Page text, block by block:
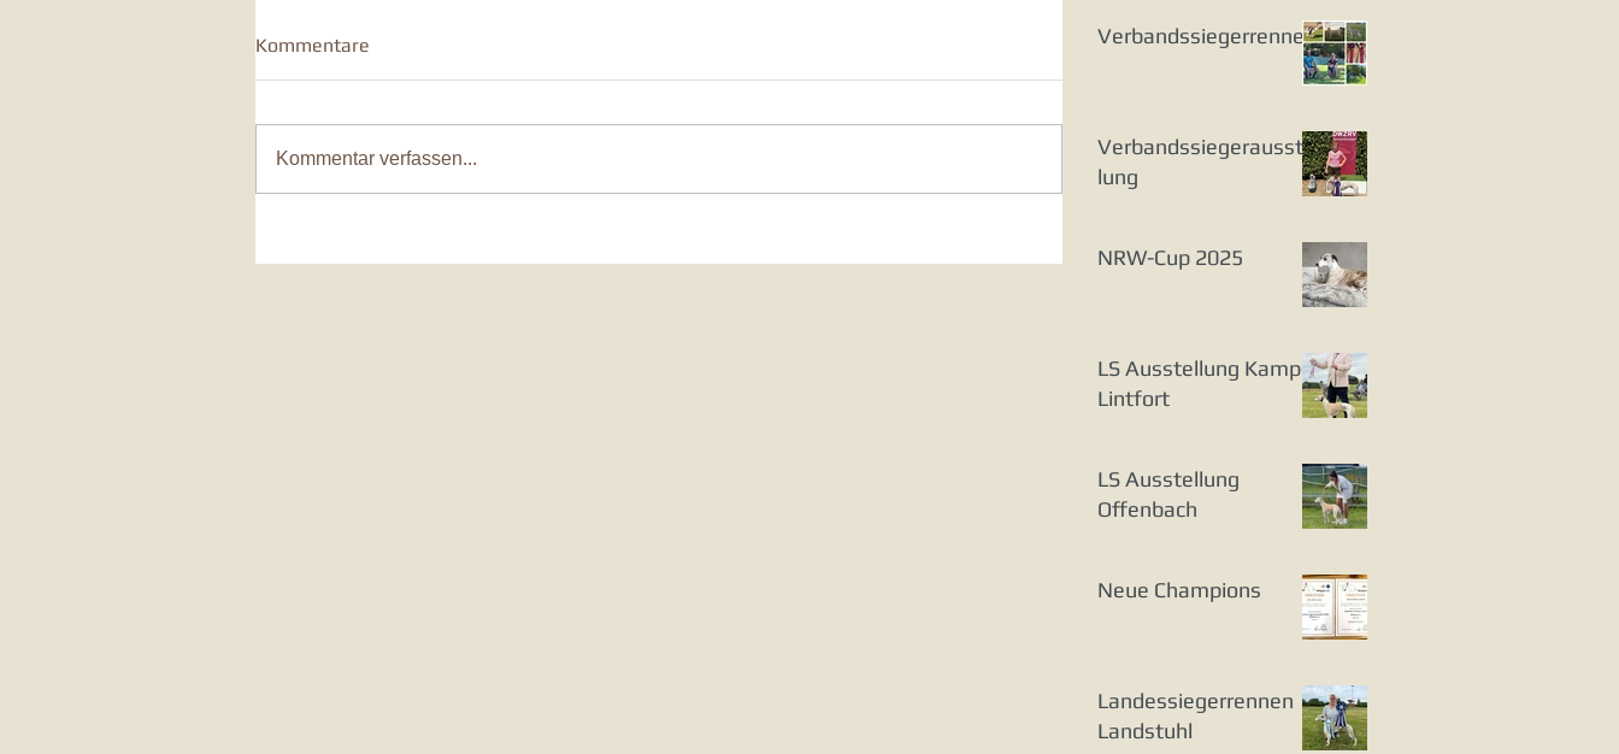
Kommentare
Kommentar verfassen...
Verbandssiegerrennen
Verbandssiegerausstel
lung
NRW-Cup 2025
LS Ausstellung Kamp-
Lintfort
LS Ausstellung
Offenbach
Neue Champions
Landessiegerrennen
Landstuhl